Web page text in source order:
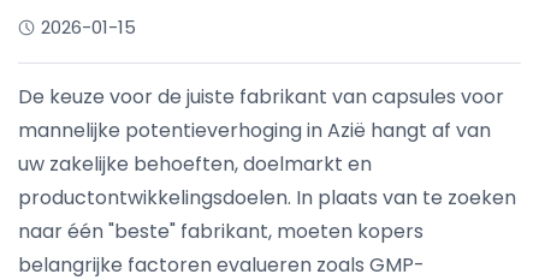
2026-01-15
De keuze voor de juiste fabrikant van capsules voor
mannelijke potentieverhoging in Azië hangt af van
uw zakelijke behoeften, doelmarkt en
productontwikkelingsdoelen. In plaats van te zoeken
naar één "beste" fabrikant, moeten kopers
belangrijke factoren evalueren zoals GMP-